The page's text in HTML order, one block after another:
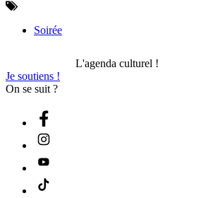
Soirée
L'agenda culturel !
Je soutiens !
On se suit ?